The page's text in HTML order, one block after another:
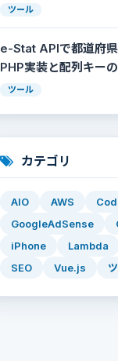
ツール
e-Stat APIで都道府
PHP実装と配列キー
ツール
カテゴリ
AIO AWS
GoogleAdSense
iPhone
Lambda
SEO
Vue.js